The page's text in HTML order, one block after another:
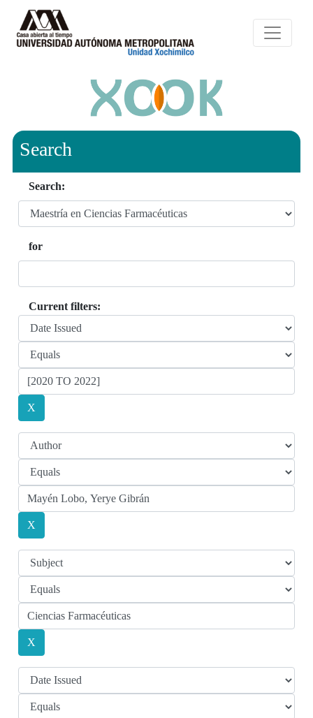
Search
Search:
for
Current filters: